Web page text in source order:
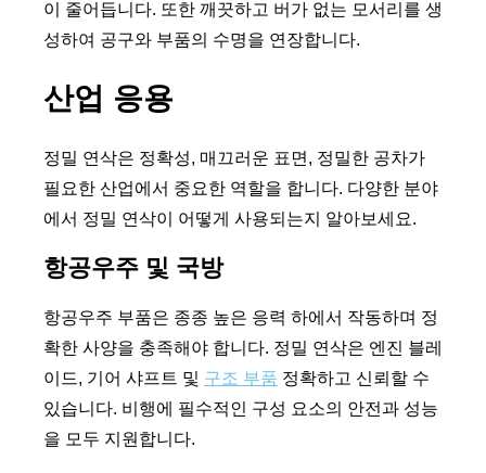
이 줄어듭니다. 또한 깨끗하고 버가 없는 모서리를 생
성하여 공구와 부품의 수명을 연장합니다.
산업 응용
정밀 연삭은 정확성, 매끄러운 표면, 정밀한 공차가
필요한 산업에서 중요한 역할을 합니다. 다양한 분야
에서 정밀 연삭이 어떻게 사용되는지 알아보세요.
항공우주 및 국방
항공우주 부품은 종종 높은 응력 하에서 작동하며 정
확한 사양을 충족해야 합니다. 정밀 연삭은 엔진 블레
이드, 기어 샤프트 및 구조 부품 정확하고 신뢰할 수
있습니다. 비행에 필수적인 구성 요소의 안전과 성능
을 모두 지원합니다.